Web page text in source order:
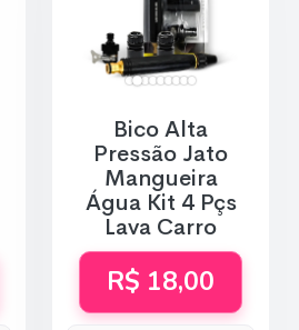
Bico Alta
Pressão Jato
Mangueira
Água Kit 4 Pçs
Lava Carro
R$ 18,00